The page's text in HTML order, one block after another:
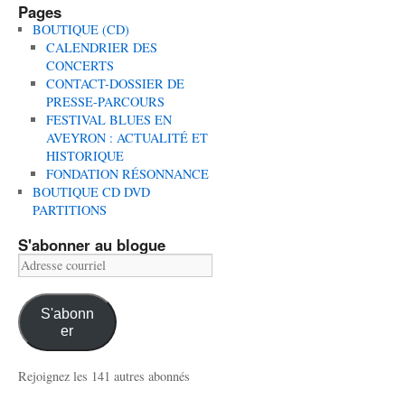
Pages
BOUTIQUE (CD)
CALENDRIER DES
CONCERTS
CONTACT-DOSSIER DE
PRESSE-PARCOURS
FESTIVAL BLUES EN
AVEYRON : ACTUALITÉ ET
HISTORIQUE
FONDATION RÉSONNANCE
BOUTIQUE CD DVD
PARTITIONS
S'abonner au blogue
Adresse
courriel
S'abonn
er
Rejoignez les 141 autres abonnés